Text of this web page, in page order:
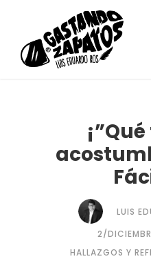
LUIS
2/
HALLAZGOS Y